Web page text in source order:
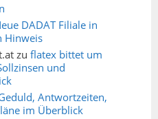
DADAT Filiale in
Hinweis
zu flatex bittet um
und
Antwortzeiten,
im Überblick